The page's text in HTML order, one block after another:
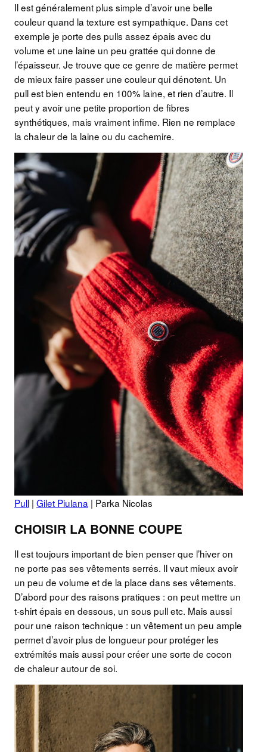
Il est généralement plus simple d’avoir une belle
couleur quand la texture est sympathique. Dans cet
exemple je porte des pulls assez épais avec du
volume et une laine un peu grattée qui donne de
l’épaisseur. Je trouve que ce genre de matière permet
de mieux faire passer une couleur qui dénotent. Un
pull est bien entendu en 100% laine, et rien d’autre. Il
peut y avoir une petite proportion de fibres
synthétiques, mais vraiment infime. Rien ne remplace
la chaleur de la laine ou du cachemire.
Pull | Gilet Piulana | Parka Nicolas
CHOISIR LA BONNE COUPE
Il est toujours important de bien penser que l’hiver on
ne porte pas ses vêtements serrés. Il vaut mieux avoir
un peu de volume et de la place dans ses vêtements.
D’abord pour des raisons pratiques : on peut mettre un
t-shirt épais en dessous, un sous pull etc. Mais aussi
pour une raison technique : un vêtement un peu ample
permet d’avoir plus de longueur pour protéger les
extrémités mais aussi pour créer une sorte de cocon
de chaleur autour de soi.